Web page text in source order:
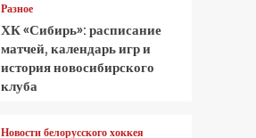
Разное
ХК «Сибирь»: расписание
матчей, календарь игр и
история новосибирского
клуба
Новости белорусского хоккея